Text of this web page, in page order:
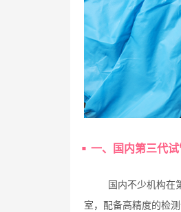
一、国内第三代
国内不少机构在
室，配备高精度的检